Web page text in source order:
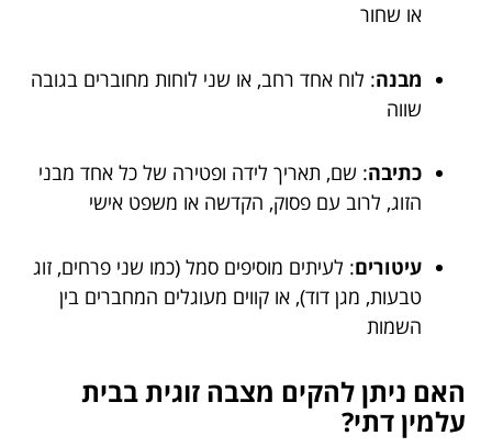
או שחור
מבנה: לוח אחד רחב, או שני לוחות מחוברים בגובה
שווה
כתיבה: שם, תאריך לידה ופטירה של כל אחד מבני
הזוג, לרוב עם פסוק, הקדשה או משפט אישי
עיטורים: לעיתים מוסיפים סמל (כמו שני פרחים, זוג
טבעות, מגן דוד), או קווים מעוגלים המחברים בין
השמות
האם ניתן להקים מצבה זוגית בבית
עלמין דתי?